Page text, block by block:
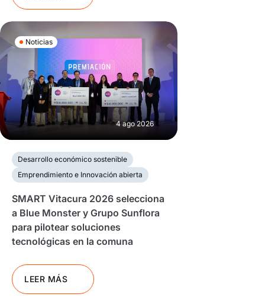
Noticias
4 ago 2026
Desarrollo económico sostenible
Emprendimiento e Innovación abierta
SMART Vitacura 2026 selecciona
a Blue Monster y Grupo Sunflora
para pilotear soluciones
tecnológicas en la comuna
LEER MÁS